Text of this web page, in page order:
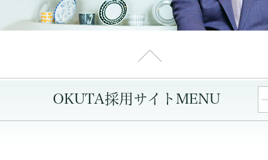
OKUTA採用サイトMENU